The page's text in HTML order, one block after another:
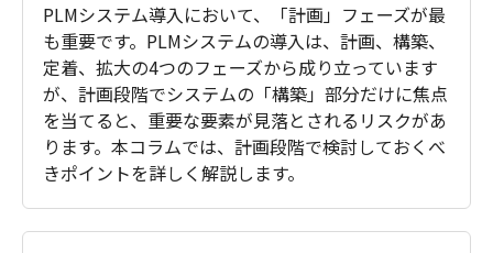
PLMシステム導入において、「計画」フェーズが最
も重要です。PLMシステムの導入は、計画、構築、
定着、拡大の4つのフェーズから成り立っています
が、計画段階でシステムの「構築」部分だけに焦点
を当てると、重要な要素が見落とされるリスクがあ
ります。本コラムでは、計画段階で検討しておくべ
きポイントを詳しく解説します。